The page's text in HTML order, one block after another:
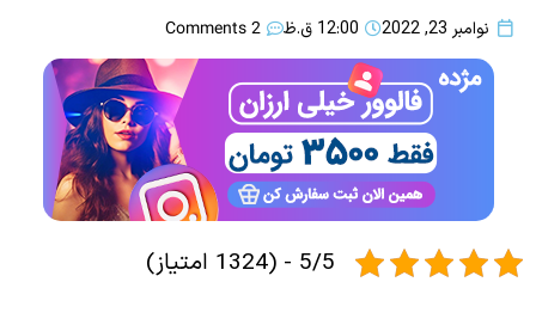
نوامبر 23, 2022 12:00 ق.ظ 2 Comments
5/5 - (1324 امتیاز)